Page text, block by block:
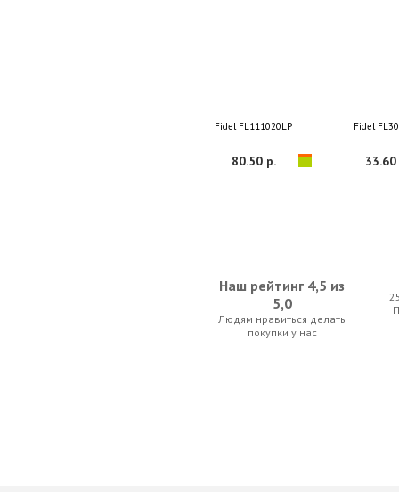
Fidel FL111020LP
80.50 р.
Fidel
33.60
S&B 104 Yellow Ernie Ball 4052
Наш рейтинг 4,5 из
5,0
Людям нравиться делать
покупки у нас